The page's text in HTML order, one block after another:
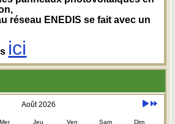
réseau ENEDIS se fait avec un
ici
Août 2026
Mer Jeu Ven Sam Dim